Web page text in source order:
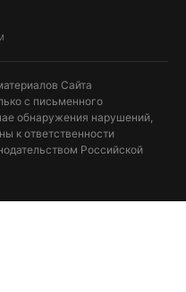
Сайта
с письменного
обнаружения нарушений,
к ответственности
Российской